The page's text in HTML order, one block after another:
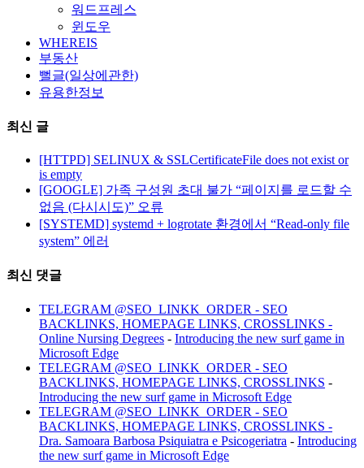
워드프레스
윈도우
WHEREIS
부동산
뻘글(일상에관한)
유용한정보
최신 글
[HTTPD] SELINUX & SSLCertificateFile does not exist or
is empty
[GOOGLE] 가족 구성원 초대 불가 “페이지를 로드할 수
없음 (다시시도)” 오류
[SYSTEMD] systemd + logrotate 환경에서 “Read-only file
system” 에러
최신 댓글
TELEGRAM @SEO_LINKK_ORDER - SEO
BACKLINKS, HOMEPAGE LINKS, CROSSLINKS -
Online Nursing Degrees - Introducing the new surf game in
Microsoft Edge
TELEGRAM @SEO_LINKK_ORDER - SEO
BACKLINKS, HOMEPAGE LINKS, CROSSLINKS -
Introducing the new surf game in Microsoft Edge
TELEGRAM @SEO_LINKK_ORDER - SEO
BACKLINKS, HOMEPAGE LINKS, CROSSLINKS -
Dra. Samoara Barbosa Psiquiatra e Psicogeriatra - Introducing
the new surf game in Microsoft Edge